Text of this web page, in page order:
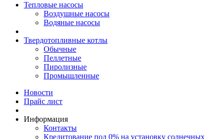
Тепловые насосы
Воздушные насосы
Водяные насосы
Твердотопливные котлы
Обычные
Пеллетные
Пиролизные
Промышленные
Новости
Прайс лист
Информация
Контакты
Кредитование под 0% на установку солнечных